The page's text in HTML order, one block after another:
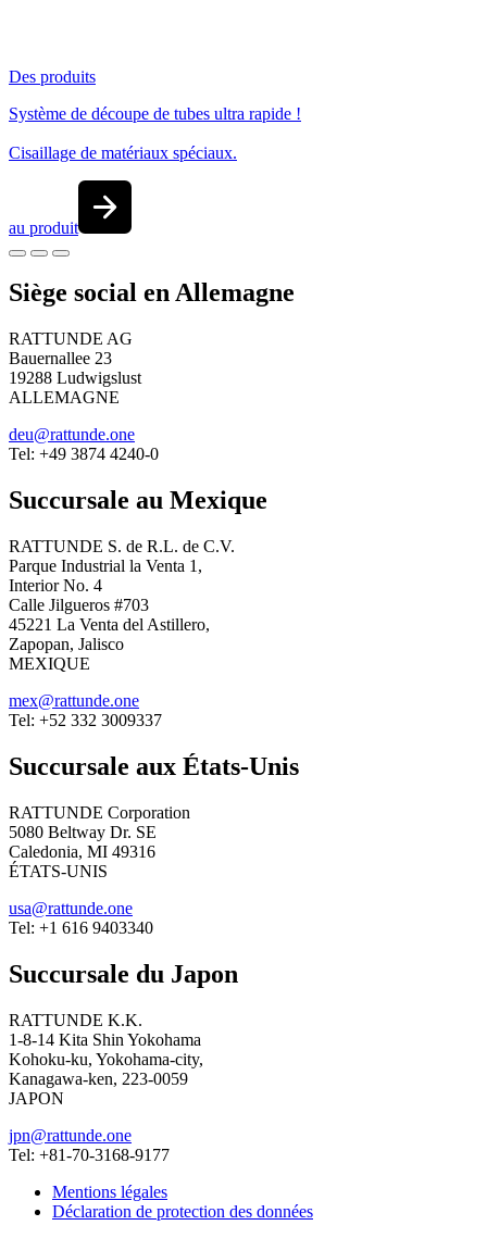
Des produits
Système de découpe de tubes ultra rapide !
Cisaillage de matériaux spéciaux.
au produit
Siège social en Allemagne
RATTUNDE AG
Bauernallee 23
19288 Ludwigslust
ALLEMAGNE
deu@rattunde.one
Tel: +49 3874 4240-0
Succursale au Mexique
RATTUNDE S. de R.L. de C.V.
Parque Industrial la Venta 1,
Interior No. 4
Calle Jilgueros #703
45221 La Venta del Astillero,
Zapopan, Jalisco
MEXIQUE
mex@rattunde.one
Tel: +52 332 3009337
Succursale aux États-Unis
RATTUNDE Corporation
5080 Beltway Dr. SE
Caledonia, MI 49316
ÉTATS-UNIS
usa@rattunde.one
Tel: +1 616 9403340
Succursale du Japon
RATTUNDE K.K.
1-8-14 Kita Shin Yokohama
Kohoku-ku, Yokohama-city,
Kanagawa-ken, 223-0059
JAPON
jpn@rattunde.one
Tel: +81-70-3168-9177
Mentions légales
Déclaration de protection des données